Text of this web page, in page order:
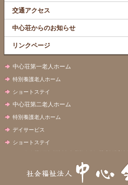
交通アクセス
中心荘からのお知らせ
リンクページ
中心荘第一老人ホーム
特別養護老人ホーム
ショートステイ
中心荘第二老人ホーム
特別養護老人ホーム
デイサービス
ショートステイ